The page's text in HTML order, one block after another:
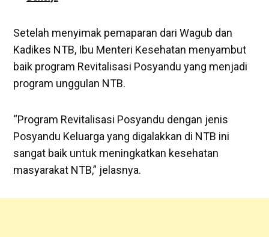
Setelah menyimak pemaparan dari Wagub dan
Kadikes NTB, Ibu Menteri Kesehatan menyambut
baik program Revitalisasi Posyandu yang menjadi
program unggulan NTB.
“Program Revitalisasi Posyandu dengan jenis
Posyandu Keluarga yang digalakkan di NTB ini
sangat baik untuk meningkatkan kesehatan
masyarakat NTB,” jelasnya.